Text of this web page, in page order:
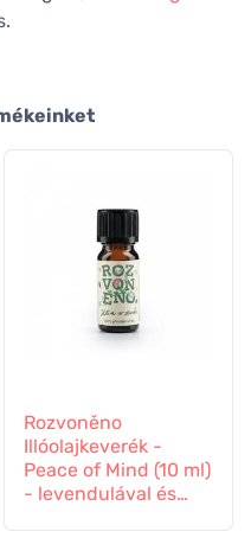
Rozvoněno
Illóolajkeverék -
Peace of Mind (10 ml)
- levendulával és